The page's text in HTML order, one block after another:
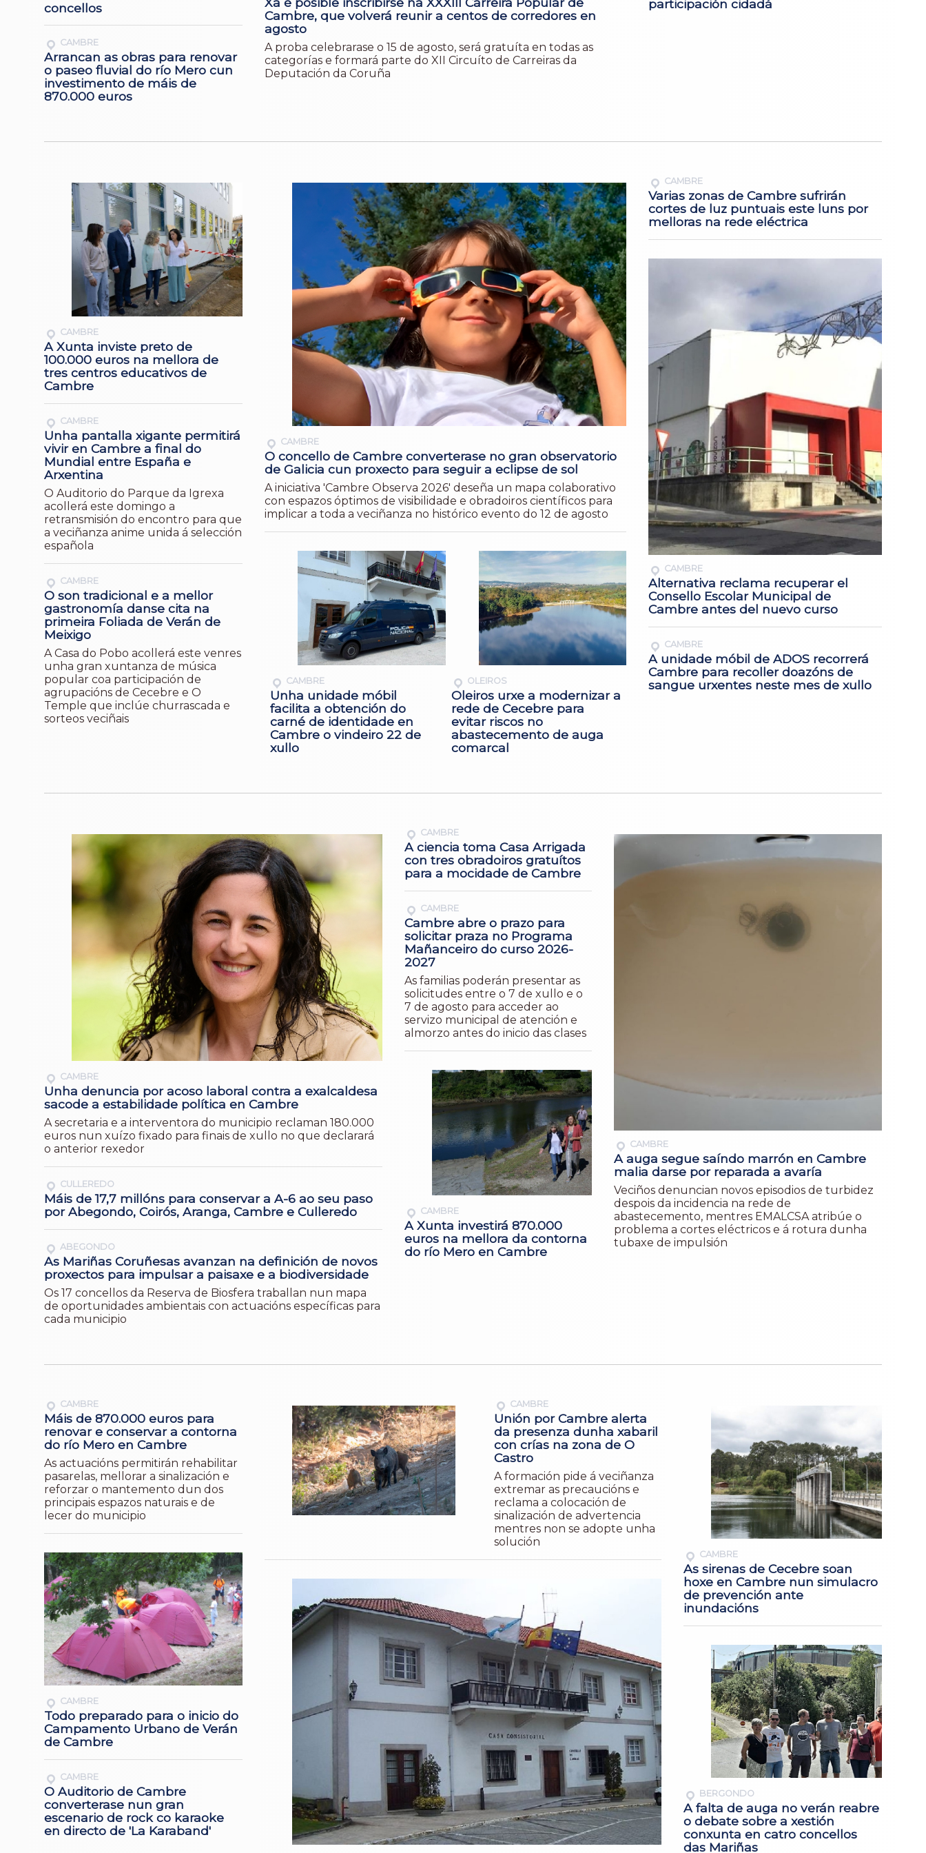
concellos
CAMBRE
Arrancan as obras para renovar
o paseo fluvial do río Mero cun
investimento de máis de
870.000 euros
Cambre, que volverá reunir a centos de corredores en
agosto
A proba celebrarase o 15 de agosto, será gratuíta en todas as
categorías e formará parte do XII Circuíto de Carreiras da
Deputación da Coruña
participación cidadá
CAMBRE
A Xunta inviste preto de
100.000 euros na mellora de
tres centros educativos de
Cambre
CAMBRE
Unha pantalla xigante permitirá
vivir en Cambre a final do
Mundial entre España e
Arxentina
O Auditorio do Parque da Igrexa
acollerá este domingo a
retransmisión do encontro para que
a veciñanza anime unida á selección
española
CAMBRE
O son tradicional e a mellor
gastronomía danse cita na
primeira Foliada de Verán de
Meixigo
A Casa do Pobo acollerá este venres
unha gran xuntanza de música
popular coa participación de
agrupacións de Cecebre e O
Temple que inclúe churrascada e
sorteos veciñais
CAMBRE
O concello de Cambre converterase no gran observatorio
de Galicia cun proxecto para seguir a eclipse de sol
A iniciativa 'Cambre Observa 2026' deseña un mapa colaborativo
con espazos óptimos de visibilidade e obradoiros científicos para
implicar a toda a veciñanza no histórico evento do 12 de agosto
CAMBRE
Unha unidade móbil
facilita a obtención do
carné de identidade en
Cambre o vindeiro 22 de
xullo
OLEIROS
Oleiros urxe a modernizar a
rede de Cecebre para
evitar riscos no
abastecemento de auga
comarcal
CAMBRE
Varias zonas de Cambre sufrirán
cortes de luz puntuais este luns por
melloras na rede eléctrica
CAMBRE
Alternativa reclama recuperar el
Consello Escolar Municipal de
Cambre antes del nuevo curso
CAMBRE
A unidade móbil de ADOS recorrerá
Cambre para recoller doazóns de
sangue urxentes neste mes de xullo
CAMBRE
Unha denuncia por acoso laboral contra a exalcaldesa
sacode a estabilidade política en Cambre
A secretaria e a interventora do municipio reclaman 180.000
euros nun xuízo fixado para finais de xullo no que declarará
o anterior rexedor
CULLEREDO
Máis de 17,7 millóns para conservar a A-6 ao seu paso
por Abegondo, Coirós, Aranga, Cambre e Culleredo
ABEGONDO
As Mariñas Coruñesas avanzan na definición de novos
proxectos para impulsar a paisaxe e a biodiversidade
Os 17 concellos da Reserva de Biosfera traballan nun mapa
de oportunidades ambientais con actuacións específicas para
cada municipio
CAMBRE
A ciencia toma Casa Arrigada
con tres obradoiros gratuítos
para a mocidade de Cambre
CAMBRE
Cambre abre o prazo para
solicitar praza no Programa
Mañanceiro do curso 2026-
2027
As familias poderán presentar as
solicitudes entre o 7 de xullo e o
7 de agosto para acceder ao
servizo municipal de atención e
almorzo antes do inicio das clases
CAMBRE
A Xunta investirá 870.000
euros na mellora da contorna
do río Mero en Cambre
CAMBRE
A auga segue saíndo marrón en Cambre
malia darse por reparada a avaría
Veciños denuncian novos episodios de turbidez
despois da incidencia na rede de
abastecemento, mentres EMALCSA atribúe o
problema a cortes eléctricos e á rotura dunha
tubaxe de impulsión
CAMBRE
Máis de 870.000 euros para
renovar e conservar a contorna
do río Mero en Cambre
As actuacións permitirán rehabilitar
pasarelas, mellorar a sinalización e
reforzar o mantemento dun dos
principais espazos naturais e de
lecer do municipio
CAMBRE
Todo preparado para o inicio do
Campamento Urbano de Verán
de Cambre
CAMBRE
O Auditorio de Cambre
converterase nun gran
escenario de rock co karaoke
en directo de 'La Karaband'
CAMBRE
Unión por Cambre alerta
da presenza dunha xabaril
con crías na zona de O
Castro
A formación pide á veciñanza
extremar as precaucións e
reclama a colocación de
sinalización de advertencia
mentres non se adopte unha
solución
CAMBRE
As sirenas de Cecebre soan
hoxe en Cambre nun simulacro
de prevención ante
inundacións
BERGONDO
A falta de auga no verán reabre
o debate sobre a xestión
conxunta en catro concellos
das Mariñas